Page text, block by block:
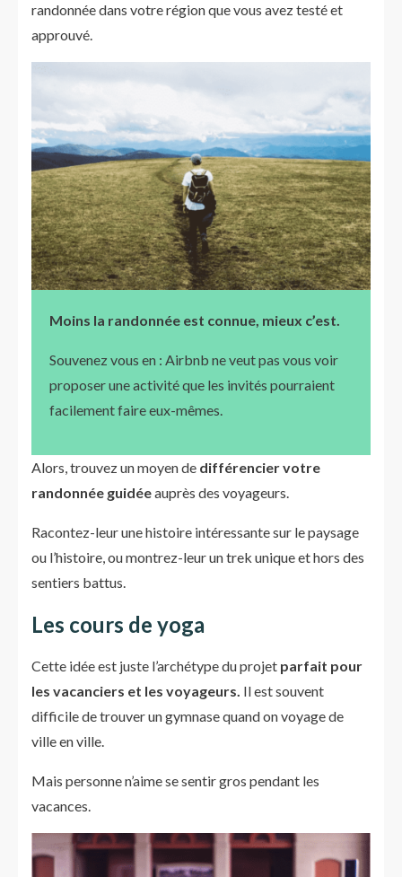
randonnée dans votre région que vous avez testé et
approuvé.
Moins la randonnée est connue, mieux c’est.
Souvenez vous en : Airbnb ne veut pas vous voir
proposer une activité que les invités pourraient
facilement faire eux-mêmes.
Alors, trouvez un moyen de différencier votre
randonnée guidéeauprès des voyageurs.
Racontez-leur une histoire intéressante sur le paysage
ou l’histoire, ou montrez-leur un trek unique et hors des
sentiers battus.
Les cours de yoga
Cette idée est juste l’archétype du projet parfait pour
les vacanciers et les voyageurs. Il est souvent
difficile de trouver un gymnase quand on voyage de
ville en ville.
Mais personne n’aime se sentir gros pendant les
vacances.